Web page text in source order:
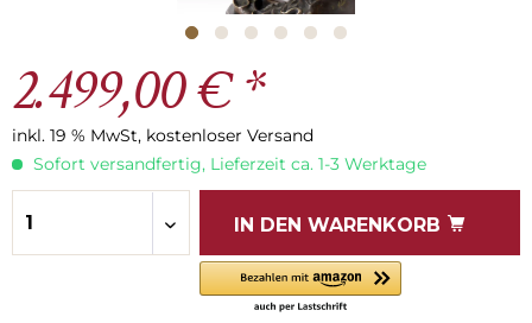
2.499,00 € *
inkl. 19 % MwSt, kostenloser Versand
Sofort versandfertig, Lieferzeit ca. 1-3 Werktage
IN DEN WARENKORB